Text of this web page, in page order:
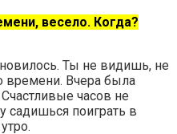
весело. Когда?
Ты не видишь, не
времени. Вчера была
часов не
садишься поиграть в